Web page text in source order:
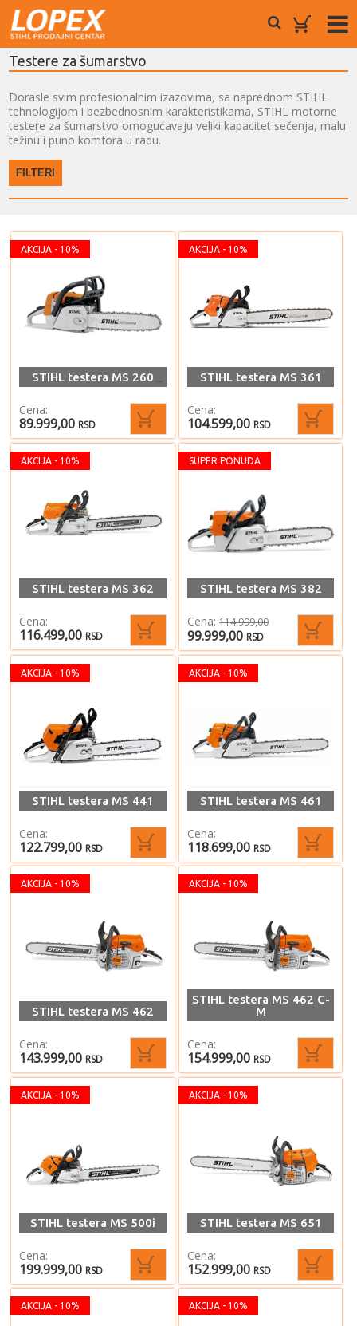
Testere za šumarstvo
Dorasle svim profesionalnim izazovima, sa naprednom STIHL
tehnologijom i bezbednosnim karakteristikama, STIHL motorne
testere za šumarstvo omogućavaju veliki kapacitet sečenja, malu
težinu i puno komfora u radu.
FILTERI
AKCIJA - 10%
STIHL testera MS 260
Cena:
89.999,00 RSD
AKCIJA - 10%
STIHL testera MS 361
Cena:
104.599,00 RSD
AKCIJA - 10%
STIHL testera MS 362
Cena:
116.499,00 RSD
SUPER PONUDA
STIHL testera MS 382
Cena:114.999,00
99.999,00 RSD
AKCIJA - 10%
STIHL testera MS 441
Cena:
122.799,00 RSD
AKCIJA - 10%
STIHL testera MS 461
Cena:
118.699,00 RSD
AKCIJA - 10%
STIHL testera MS 462
Cena:
143.999,00 RSD
AKCIJA - 10%
STIHL testera MS 462 C-
M
Cena:
154.999,00 RSD
AKCIJA - 10%
STIHL testera MS 500i
Cena:
199.999,00 RSD
AKCIJA - 10%
STIHL testera MS 651
Cena:
152.999,00 RSD
AKCIJA - 10% AKCIJA - 10%